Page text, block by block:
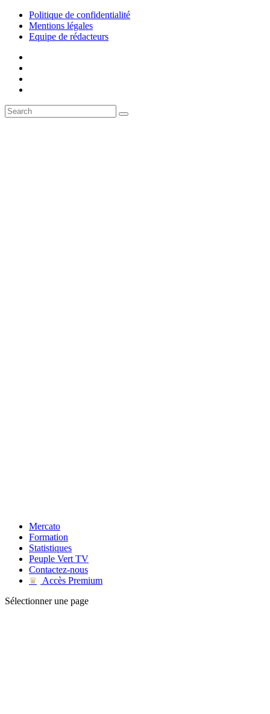
Politique de confidentialité
Mentions légales
Equipe de rédacteurs
Mercato
Formation
Statistiques
Peuple Vert TV
Contactez-nous
♛
Accès Premium
Sélectionner une page